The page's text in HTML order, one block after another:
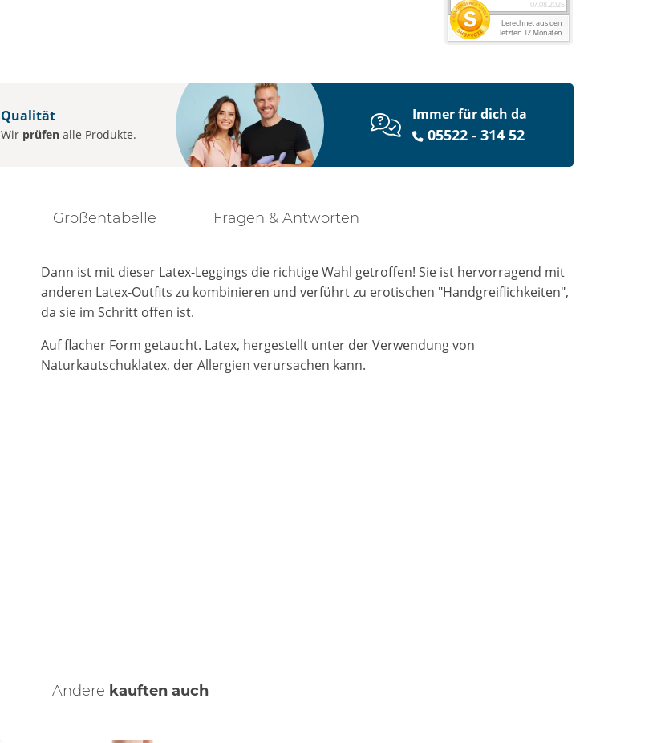
Qualität
Wir prüfen alle Produkte.
Immer für dich da
05522 - 314 52
Größentabelle Fragen & Antworten
Dann ist mit dieser Latex-Leggings die richtige Wahl getroffen! Sie ist hervorragend mit
anderen Latex-Outfits zu kombinieren und verführt zu erotischen "Handgreiflichkeiten",
da sie im Schritt offen ist.
Auf flacher Form getaucht. Latex, hergestellt unter der Verwendung von
Naturkautschuklatex, der Allergien verursachen kann.
Andere kauften auch